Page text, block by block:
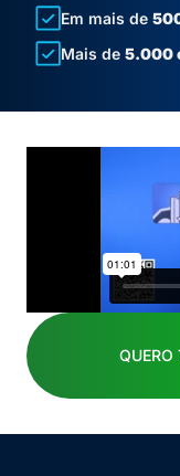
Em mais de
Mais de 5.000
QUERO